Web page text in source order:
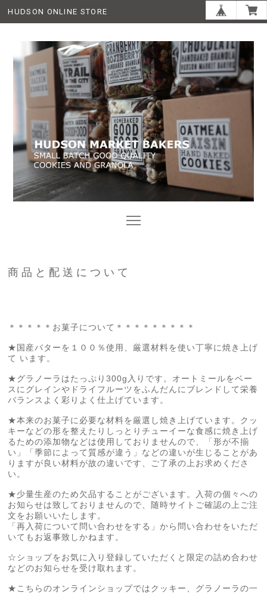
HUDSON ONLINE STORE
商品と配送について
＊＊＊＊＊お菓子について＊＊＊＊＊＊＊＊＊
★国産バターを１００％使用、厳選材料を使い丁寧に焼き上げ
て います。
★グラノーラはたっぷり300g入りです。オートミールをベー
スにグレインやドライフルーツをふんだんにブレンドして栄養
バランスよく彩りよく仕上げています。
★本来のお菓子に必要な材料を厳選し焼き上げています。クッ
キーなどの形を整えたりしっとりチューイーな食感に焼き上げ
るための添加物などは使用しておりませんので、「形が不揃
い」「季節によって質感が違う」などの違いが生じることがあ
りますが良い材料が故の違いです、ご了承の上お求めくださ
い。
★少量生産のため欠品することがございます。入荷の個々への
お知らせは致しておりませんので、随時サイトご確認の上ご注
文をお願いいたします。
「再入荷について問い合わせをする」から問い合わせをいただ
いてもお返事致しかねます。
☆ショップをお気に入り登録していただくと限定の詰め合わせ
などのお知らせを受け取れます。
★こちらのオンラインショップではクッキー、グラノーラの一